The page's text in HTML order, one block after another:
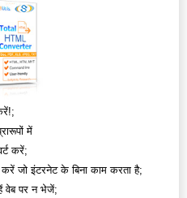
में
करें;
जो इंटरनेट के बिना काम करता है;
वेब पर न भेजें;